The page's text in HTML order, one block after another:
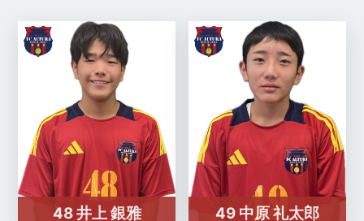
48 井上 銀雅 49 中原 礼太郎